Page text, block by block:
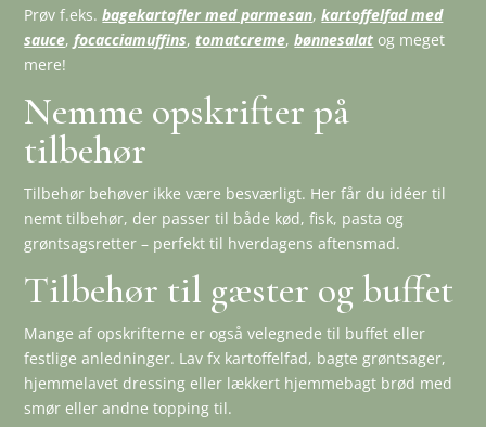
Prøv f.eks.bagekartofler med parmesan,kartoffelfad med
sauce,focacciamuffins, tomatcreme,bønnesalat og meget
mere!
Nemme opskrifter på
tilbehør
Tilbehør behøver ikke være besværligt. Her får du idéer til
nemt tilbehør, der passer til både kød, fisk, pasta og
grøntsagsretter – perfekt til hverdagens aftensmad.
Tilbehør til gæster og buffet
Mange af opskrifterne er også velegnede til buffet eller
festlige anledninger. Lav fx kartoffelfad, bagte grøntsager,
hjemmelavet dressing eller lækkert hjemmebagt brød med
smør eller andne topping til.